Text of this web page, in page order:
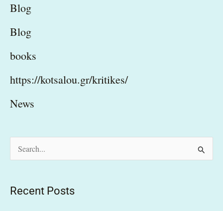
Blog
Blog
books
https://kotsalou.gr/kritikes/
News
Recent Posts